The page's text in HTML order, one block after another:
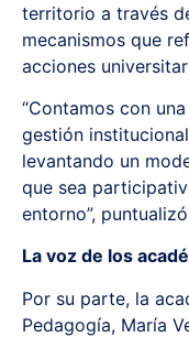
territorio a través
mecanismos que
acciones
“Contamos con
gestión
levantando un
que sea
entorno”,
La voz de los
Por su parte, la
Pedagogía, María